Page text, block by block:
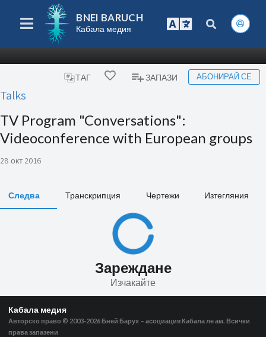
BNEI BARUCH
Кабала медия
ТАГ ЗАПАЗИ АБОНИРАЙ СЕ
Talks
TV Program "Conversations":
Videoconference with European groups
28 окт 2016
Следва Транскрипция Чертежи Изтегляния
Зареждане
Изчакайте
Кабала медия
Авторско право © 2003-2026 Бней Барух – асоциация Кабала ле ам. Всички
права запазени